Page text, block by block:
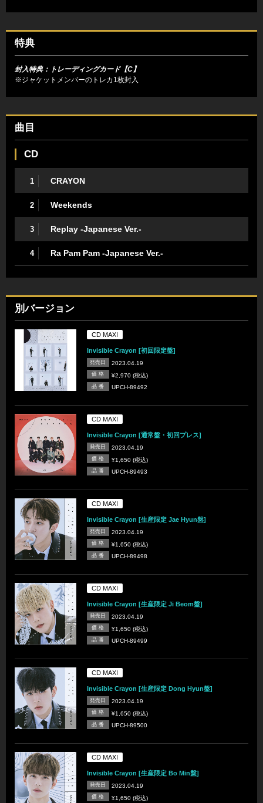
特典
封入特典：トレーディングカード【C】
※ジャケットメンバーのトレカ1枚封入
曲目
CD
1 CRAYON
2 Weekends
3 Replay -Japanese Ver.-
4 Ra Pam Pam -Japanese Ver.-
別バージョン
CD MAXI
Invisible Crayon [初回限定盤]
発売日 2023.04.19
価 格 ¥2,970 (税込)
品 番 UPCH-89492
CD MAXI
Invisible Crayon [通常盤・初回プレス]
発売日 2023.04.19
価 格 ¥1,650 (税込)
品 番 UPCH-89493
CD MAXI
Invisible Crayon [生産限定 Jae Hyun盤]
発売日 2023.04.19
価 格 ¥1,650 (税込)
品 番 UPCH-89498
CD MAXI
Invisible Crayon [生産限定 Ji Beom盤]
発売日 2023.04.19
価 格 ¥1,650 (税込)
品 番 UPCH-89499
CD MAXI
Invisible Crayon [生産限定 Dong Hyun盤]
発売日 2023.04.19
価 格 ¥1,650 (税込)
品 番 UPCH-89500
CD MAXI
Invisible Crayon [生産限定 Bo Min盤]
発売日 2023.04.19
価 格 ¥1,650 (税込)